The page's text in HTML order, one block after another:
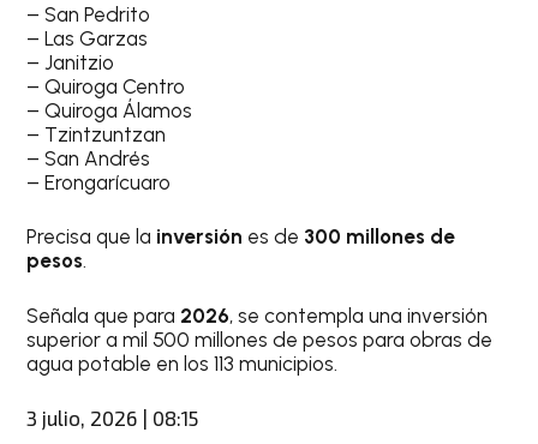
– San Pedrito
– Las Garzas
– Janitzio
– Quiroga Centro
– Quiroga Álamos
– Tzintzuntzan
– San Andrés
– Erongarícuaro
Precisa que la inversión es de 300 millones de
pesos.
Señala que para 2026, se contempla una inversión
superior a mil 500 millones de pesos para obras de
agua potable en los 113 municipios.
3 julio, 2026 | 08:15